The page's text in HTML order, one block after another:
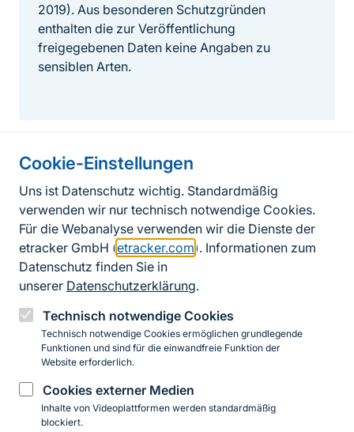
Cookie-Einstellungen
Uns ist Datenschutz wichtig. Standardmäßig
verwenden wir nur technisch notwendige Cookies.
Für die Webanalyse verwenden wir die Dienste der
etracker GmbH (etracker.com ). Informationen zum
Datenschutz finden Sie in
unserer Datenschutzerklärung.
Technisch notwendige Cookies
Technisch notwendige Cookies ermöglichen grundlegende
Funktionen und sind für die einwandfreie Funktion der
Website erforderlich.
Cookies externer Medien
Inhalte von Videoplattformen werden standardmäßig
blockiert.
2019). Aus besonderen Schutzgründen
enthalten die zur Veröffentlichung
freigegebenen Daten keine Angaben zu
sensiblen Arten.
Informationen zur Seite
FußzeileKontakt zum BfN
Kontaktformular
Erklärung zur Barrierefreiheit
Impressum
Datenschutz
InstagramFacebookYouTubeLinkedIn